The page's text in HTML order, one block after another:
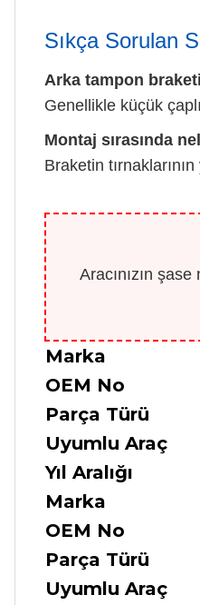
Sıkça Sorulan
Arka tampon braketi
Genellikle küçük
Montaj sırasında
Braketin
Aracınızın
Marka
OEM No
Parça Türü
Uyumlu Araç
Yıl Aralığı
Marka
OEM No
Parça Türü
Uyumlu Araç